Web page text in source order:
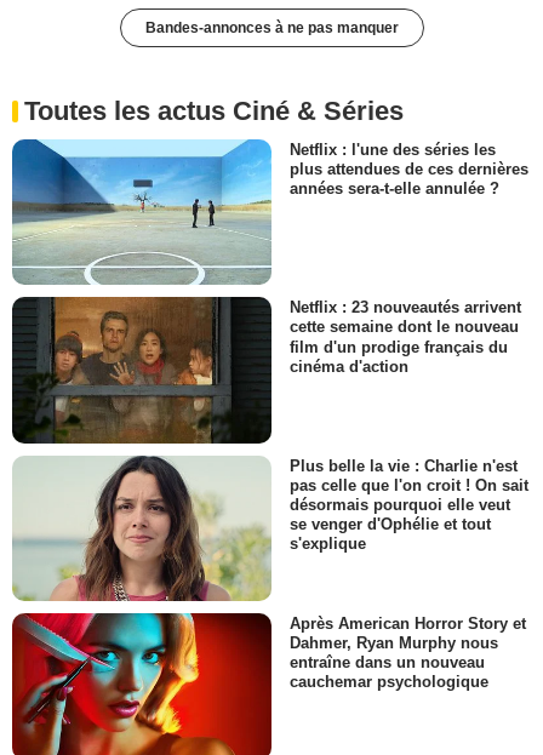
Bandes-annonces à ne pas manquer
Toutes les actus Ciné & Séries
Netflix : l'une des séries les
plus attendues de ces dernières
années sera-t-elle annulée ?
Netflix : 23 nouveautés arrivent
cette semaine dont le nouveau
film d'un prodige français du
cinéma d'action
Plus belle la vie : Charlie n'est
pas celle que l'on croit ! On sait
désormais pourquoi elle veut
se venger d'Ophélie et tout
s'explique
Après American Horror Story et
Dahmer, Ryan Murphy nous
entraîne dans un nouveau
cauchemar psychologique